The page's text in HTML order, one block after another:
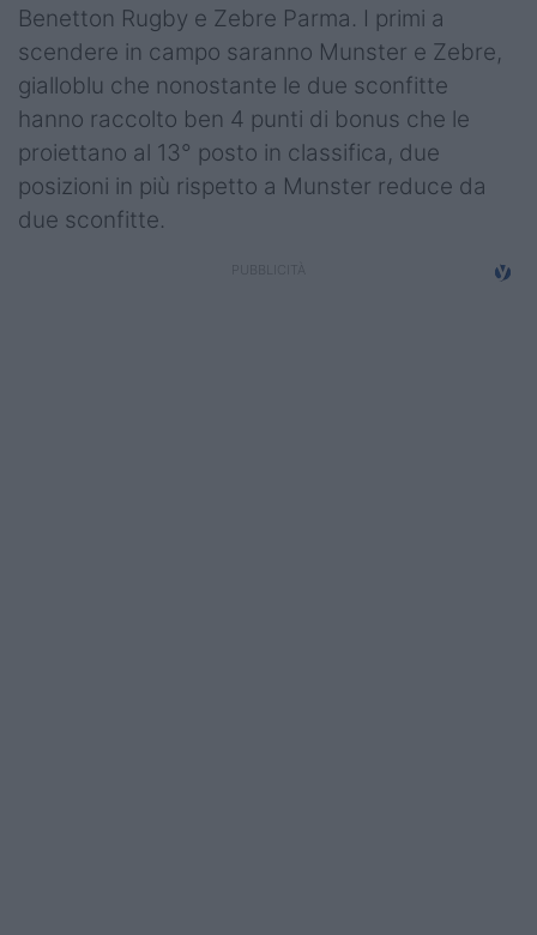
World Rugby
Rugby World Cup
Super Rugby
Rugby in TV
Benetton Rugby e Zebre Parma. I primi a
scendere in campo saranno Munster e Zebre,
gialloblu che nonostante le due sconfitte
hanno raccolto ben 4 punti di bonus che le
proiettano al 13° posto in classifica, due
posizioni in più rispetto a Munster reduce da
due sconfitte.